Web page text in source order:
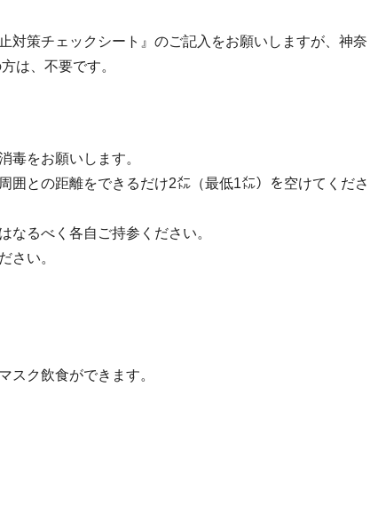
対策チェックシート』のご記入をお願いしますが、神奈
は、不要です。
毒をお願いします。
囲との距離をできるだけ2㍍（最低1㍍）を空けてくださ
なるべく各自ご持参ください。
さい。
スク飲食ができます。